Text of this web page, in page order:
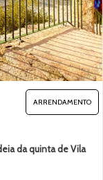
ARRENDAMENTO
da quinta de Vila